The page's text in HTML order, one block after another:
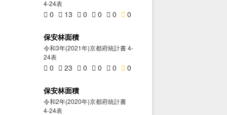
4-24表
0 13 0 0 0 0
保安林面積
令和3年(2021年)京都府統計書 4-
24表
0 23 0 0 0 0
保安林面積
令和2年(2020年)京都府統計書
4-24表